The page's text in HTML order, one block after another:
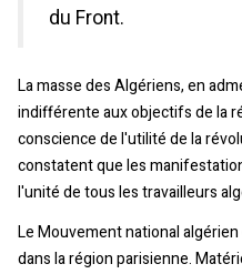
du Front.
La masse des Algériens, en
indifférente aux objectifs de la
conscience de l'utilité de la
constatent que les
l'unité de tous les travailleurs
Le Mouvement national
dans la région parisienne.